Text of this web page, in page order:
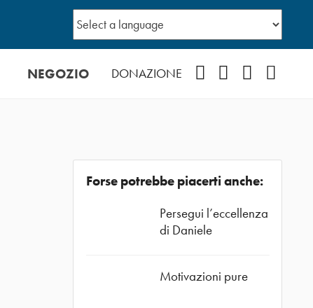
NEGOZIO DONAZIONE
Forse potrebbe piacerti anche:
Persegui l’eccellenza
di Daniele
Motivazioni pure